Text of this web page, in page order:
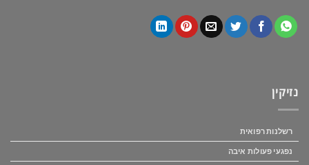
נזיקין
רשלנות רפואית
נפגעי פעולות איבה